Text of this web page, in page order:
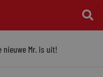
nieuwe Mr. is uit!